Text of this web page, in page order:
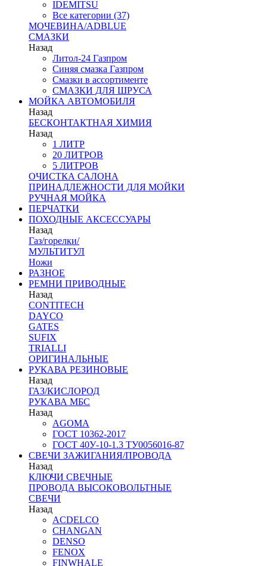
IDEMITSU
Все категории (37)
МОЧЕВИНА/ADBLUE
СМАЗКИ
Назад
Литол-24 Газпром
Синяя смазка Газпром
Смазки в ассортименте
СМАЗКИ ДЛЯ ШРУСА
МОЙКА АВТОМОБИЛЯ
Назад
БЕСКОНТАКТНАЯ ХИМИЯ
Назад
1 ЛИТР
20 ЛИТРОВ
5 ЛИТРОВ
ОЧИСТКА САЛОНА
ПРИНАДЛЕЖНОСТИ ДЛЯ МОЙКИ
РУЧНАЯ МОЙКА
ПЕРЧАТКИ
ПОХОДНЫЕ АКСЕССУАРЫ
Назад
Газ/горелки/
МУЛЬТИТУЛ
Ножи
РАЗНОЕ
РЕМНИ ПРИВОДНЫЕ
Назад
CONTITECH
DAYCO
GATES
SUFIX
TRIALLI
ОРИГИНАЛЬНЫЕ
РУКАВА РЕЗИНОВЫЕ
Назад
ГАЗ/КИСЛОРОД
РУКАВА МБС
Назад
AGOMA
ГОСТ 10362-2017
ГОСТ 40У-10-1.3 ТУ0056016-87
СВЕЧИ ЗАЖИГАНИЯ/ПРОВОДА
Назад
КЛЮЧИ СВЕЧНЫЕ
ПРОВОДА ВЫСОКОВОЛЬТНЫЕ
СВЕЧИ
Назад
ACDELCO
CHANGAN
DENSO
FENOX
FINWHALE